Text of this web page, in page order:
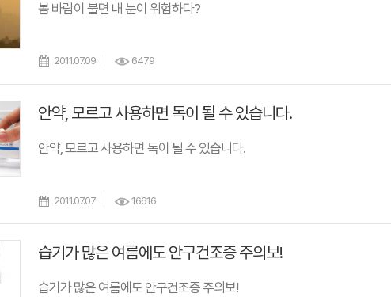
봄 바람이 불면 내 눈이 위험하다?
2011.07.09 6479
안약, 모르고 사용하면 독이 될 수 있습니다.
안약, 모르고 사용하면 독이 될 수 있습니다.
2011.07.07 16616
습기가 많은 여름에도 안구건조증 주의보!
습기가 많은 여름에도 안구건조증 주의보!